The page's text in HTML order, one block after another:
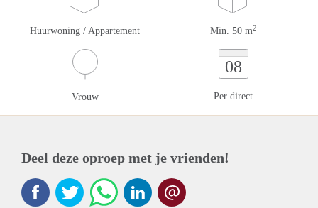
Huurwoning / Appartement Min. 50 m2
Vrouw
08
Per direct
Deel deze oproep met je vrienden!